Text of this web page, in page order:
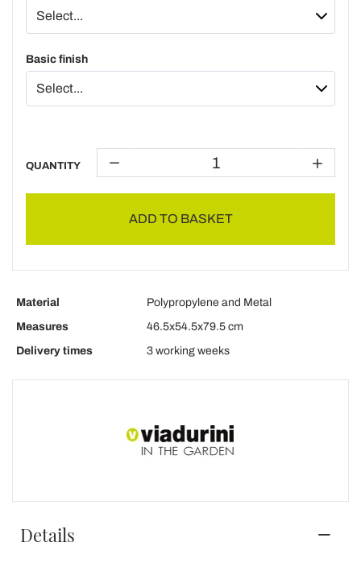
Basic finish
QUANTITY
ADD TO BASKET
Material
Polypropylene and Metal
Measures
46.5x54.5x79.5 cm
Delivery times
3 working weeks
Details